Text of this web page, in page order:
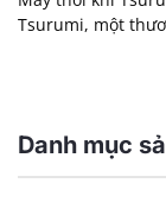
Tsurumi, một
Danh mục